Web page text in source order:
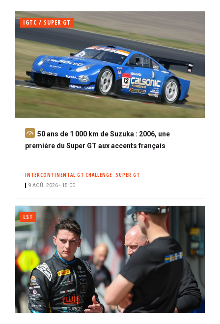
IGTC / SUPER GT
A
b
50 ans de 1 000 km de Suzuka : 2006, une
première du Super GT aux accents français
INTERCONTINENTAL GT CHALLENGE SUPER GT
9 AOÛ. 2026 • 15:00
LST